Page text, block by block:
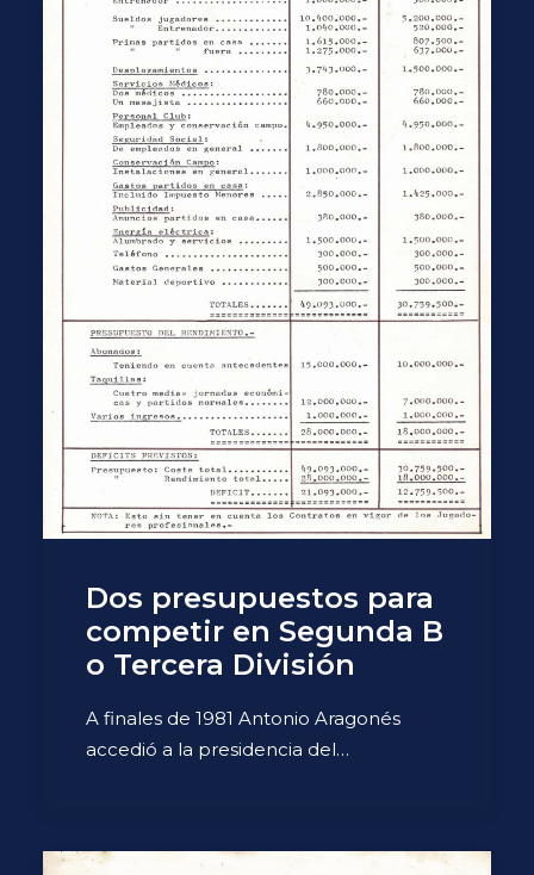
Dos presupuestos para
competir en Segunda B
o Tercera División
A finales de 1981 Antonio Aragonés
accedió a la presidencia del…